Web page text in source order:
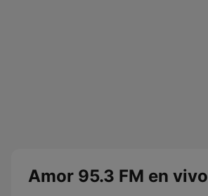
Amor 95.3 FM en vivo